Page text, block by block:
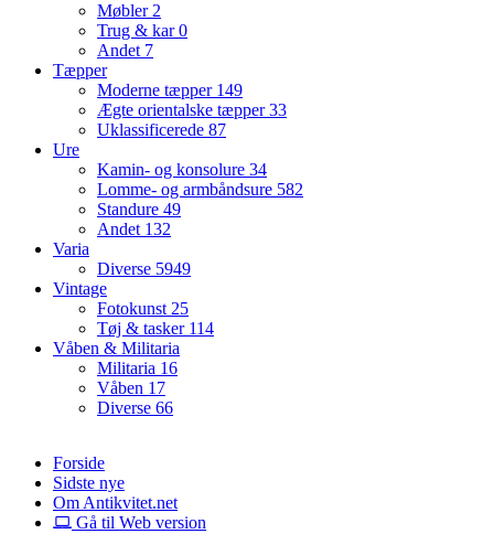
Møbler 2
Trug & kar0
Andet 7
Tæpper
Moderne tæpper 149
Ægte orientalske tæpper33
Uklassificerede 87
Ure
Kamin- og konsolure 34
Lomme- og armbåndsure 582
Standure 49
Andet 132
Varia
Diverse 5949
Vintage
Fotokunst 25
Tøj & tasker 114
Våben & Militaria
Militaria 16
Våben 17
Diverse 66
Forside
Sidste nye
Om Antikvitet.net
Gå til Web version